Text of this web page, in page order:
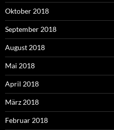
Oktober 2018
September 2018
August 2018
Mai 2018
April 2018
März 2018
Februar 2018